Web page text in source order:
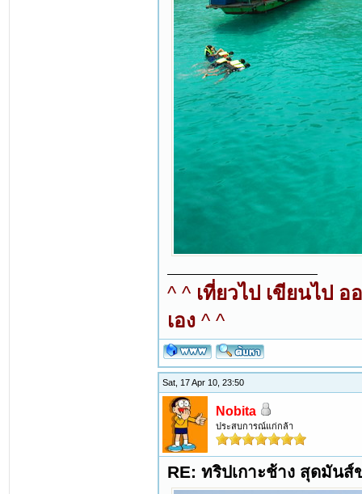
^ ^ เที่ยวไป เขียนไป
เอง ^ ^
Sat, 17 Apr 10, 23:50
Nobita
ประสบการณ์แก่กล้า
RE: ทริปเกาะช้าง สุดมันส์